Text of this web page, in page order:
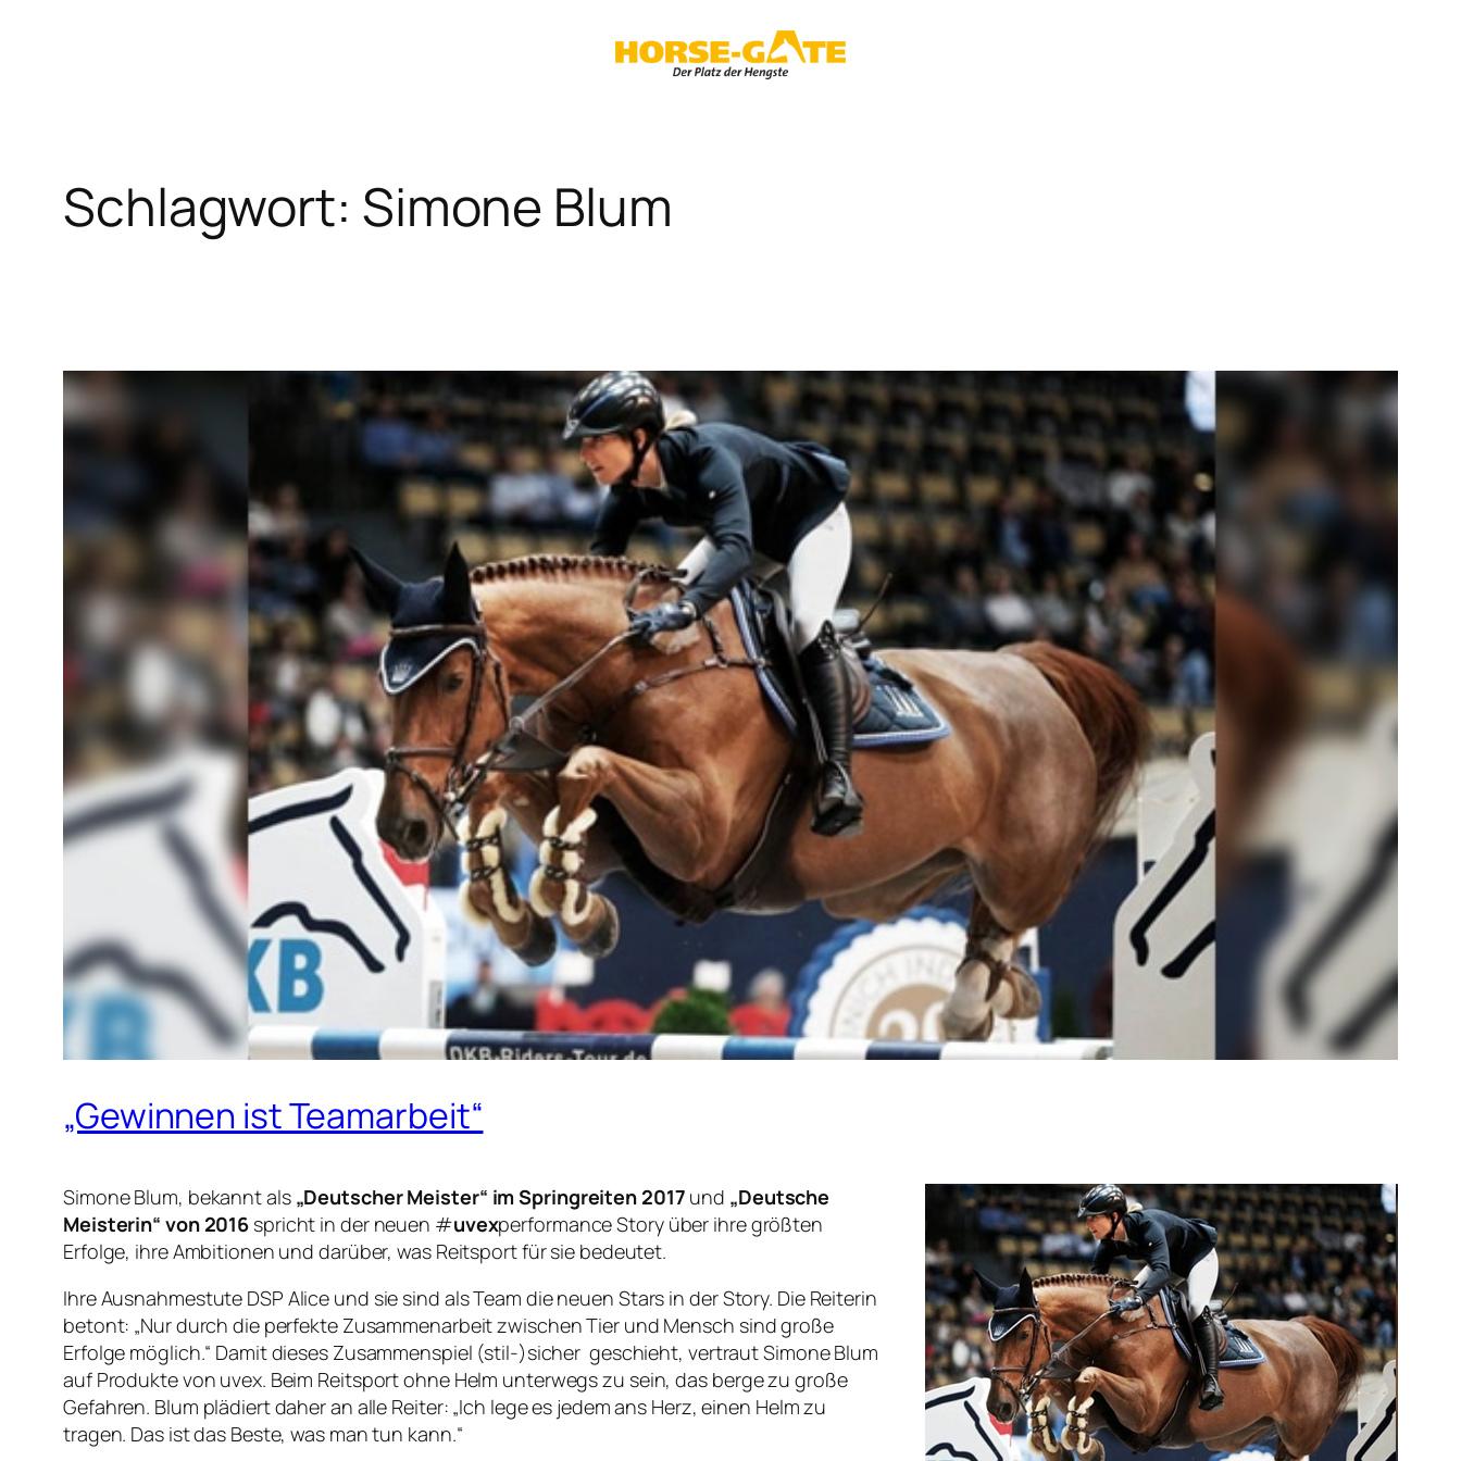
Schlagwort: Simone Blum
„Gewinnen ist Teamarbeit“
Simone Blum, bekannt als„Deutscher Meister“ im Springreiten 2017 und „Deutsche
Meisterin“ von 2016 spricht in der neuen #uvexperformance Story über ihre größten
Erfolge, ihre Ambitionen und darüber, was Reitsport für sie bedeutet.
Ihre Ausnahmestute DSP Alice und sie sind als Team die neuen Stars in der Story. Die Reiterin
betont: „Nur durch die perfekte Zusammenarbeit zwischen Tier und Mensch sind große
Erfolge möglich.“ Damit dieses Zusammenspiel (stil-)sicher geschieht, vertraut Simone Blum
auf Produkte von uvex. Beim Reitsport ohne Helm unterwegs zu sein, das berge zu große
Gefahren. Blum plädiert daher an alle Reiter: „Ich lege es jedem ans Herz, einen Helm zu
tragen. Das ist das Beste, was man tun kann.“